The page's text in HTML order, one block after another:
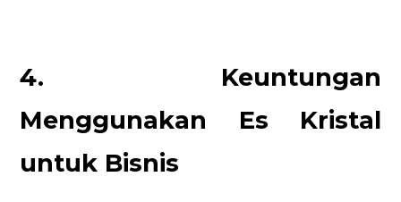
4. Keuntungan
Menggunakan Es Kristal
untuk Bisnis